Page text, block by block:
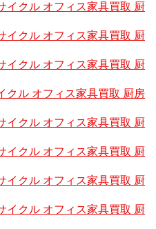
イクル オフィス家具買取 厨
イクル オフィス家具買取 厨
イクル オフィス家具買取 厨
クル オフィス家具買取 厨房
イクル オフィス家具買取 厨
イクル オフィス家具買取 厨
イクル オフィス家具買取 厨
イクル オフィス家具買取 厨